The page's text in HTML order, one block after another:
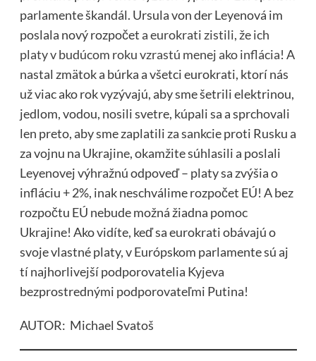
parlamente škandál. Ursula von der Leyenová im
poslala nový rozpočet a eurokrati zistili, že ich
platy v budúcom roku vzrastú menej ako inflácia! A
nastal zmätok a búrka a všetci eurokrati, ktorí nás
už viac ako rok vyzývajú, aby sme šetrili elektrinou,
jedlom, vodou, nosili svetre, kúpali sa a sprchovali
len preto, aby sme zaplatili za sankcie proti Rusku a
za vojnu na Ukrajine, okamžite súhlasili a poslali
Leyenovej výhražnú odpoveď – platy sa zvýšia o
infláciu + 2%, inak neschválime rozpočet EÚ! A bez
rozpočtu EÚ nebude možná žiadna pomoc
Ukrajine! Ako vidíte, keď sa eurokrati obávajú o
svoje vlastné platy, v Európskom parlamente sú aj
tí najhorlivejší podporovatelia Kyjeva
bezprostrednými podporovateľmi Putina!
AUTOR: Michael Svatoš